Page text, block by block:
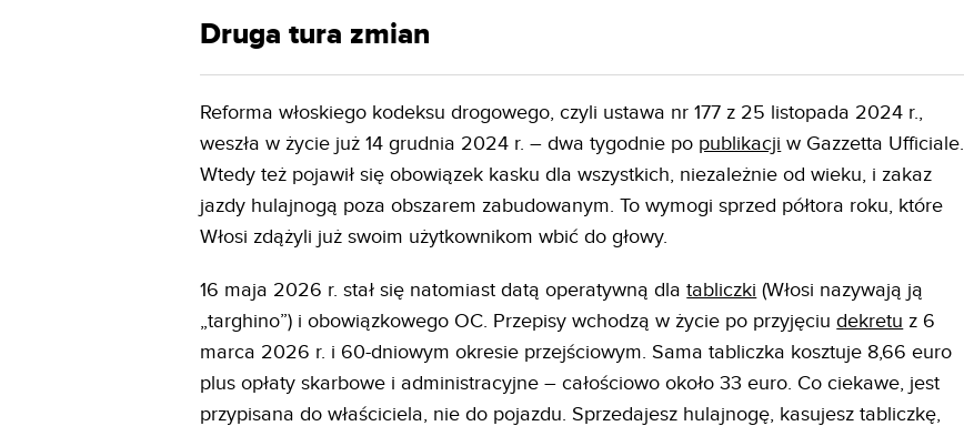
Druga tura zmian
Reforma włoskiego kodeksu drogowego, czyli ustawa nr 177 z 25 listopada 2024 r.,
weszła w życie już 14 grudnia 2024 r. – dwa tygodnie po publikacji w Gazzetta Ufficiale.
Wtedy też pojawił się obowiązek kasku dla wszystkich, niezależnie od wieku, i zakaz
jazdy hulajnogą poza obszarem zabudowanym. To wymogi sprzed półtora roku, które
Włosi zdążyli już swoim użytkownikom wbić do głowy.
16 maja 2026 r. stał się natomiast datą operatywną dlatabliczki (Włosi nazywają ją
„targhino”) i obowiązkowego OC. Przepisy wchodzą w życie po przyjęciudekretu z 6
marca 2026 r. i 60-dniowym okresie przejściowym. Sama tabliczka kosztuje 8,66 euro
plus opłaty skarbowe i administracyjne – całościowo około 33 euro. Co ciekawe, jest
przypisana do właściciela, nie do pojazdu. Sprzedajesz hulajnogę, kasujesz tabliczkę,